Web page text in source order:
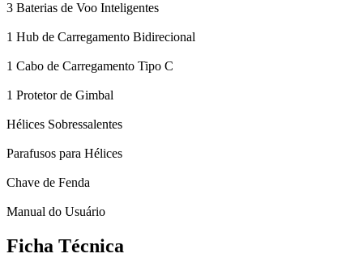
3 Baterias de Voo Inteligentes
1 Hub de Carregamento Bidirecional
1 Cabo de Carregamento Tipo C
1 Protetor de Gimbal
Hélices Sobressalentes
Parafusos para Hélices
Chave de Fenda
Manual do Usuário
Ficha Técnica